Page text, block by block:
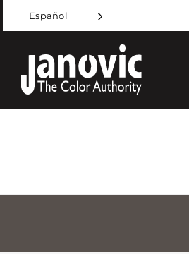
to
content
Español